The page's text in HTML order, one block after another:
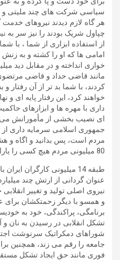
سیاسی شرکت های چند ملیتی و
هر گاه لازم دیدند نیروهای خدمت
چپاول شریک بودند را نیز سر به
از استفاده ابزاری از شما ، با
امامی ها که او را کشته و به زنش
خواری انداخته و در مقابل دید
مانند قاضی حداد و قاضی
کردند، با شما بد تر از آن رفتار و
خواهند کرد، این رفتار پایه ای
داری با مهره ها و ابزارهای
ای نصیب بخشی از مأمورانش
جمهوری اسلامی سرمایه داری
مردم است، پس بدانید و اگاه و
80 میلیونی مردم هیچ کسی را یارای مقاومت نیست .
عنوان گردانی از ارتش چند
نیروی اصلی تولید و تغییر
و همسو با دیگر زحمتکشان برای
برنامگی، پراکندگی، خود به
تشکل انقلابی در رسیدن به نان و
شوراهای دمکراتیک سرنوشت
جامعه را رقم می زند، همچنین
فوری مانند حق ایجاد تشکل